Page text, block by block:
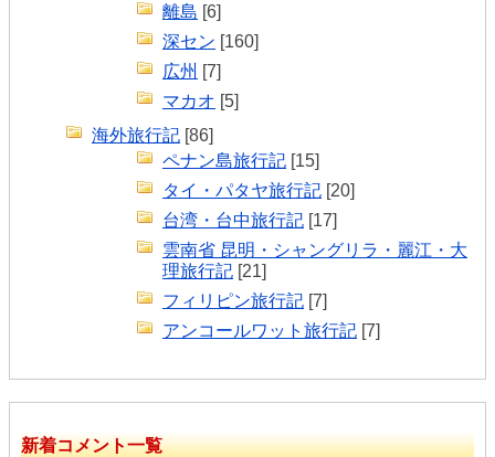
離島 [6]
深セン [160]
広州 [7]
マカオ [5]
海外旅行記 [86]
ペナン島旅行記 [15]
タイ・パタヤ旅行記 [20]
台湾・台中旅行記 [17]
雲南省 昆明・シャングリラ・麗江・大
理旅行記 [21]
フィリピン旅行記 [7]
アンコールワット旅行記 [7]
新着コメント一覧